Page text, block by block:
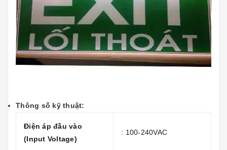
Thông số kỹ thuật:
Điện áp đầu vào
(Input Voltage)
: 100-240VAC